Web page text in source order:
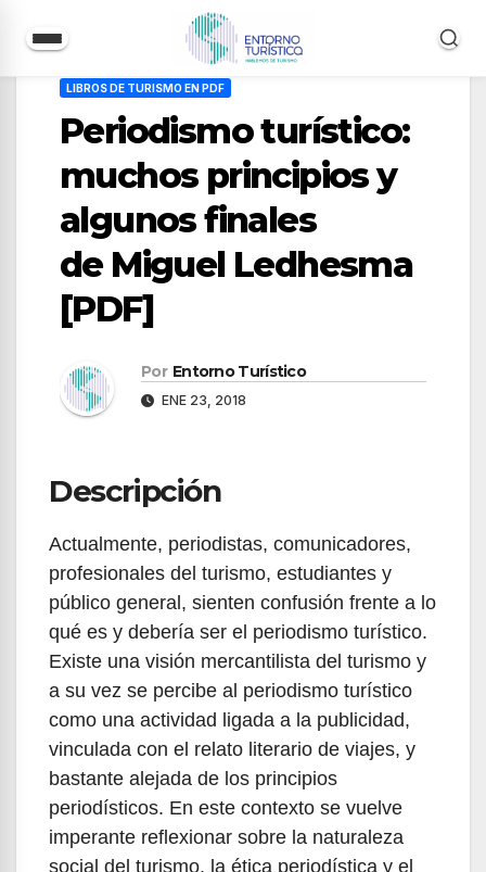
contenido
LIBROS DE TURISMO EN PDF
Periodismo turístico:
muchos principios y
algunos finales
de Miguel Ledhesma
[PDF]
Por Entorno Turístico
ENE 23, 2018
Descripción
Actualmente, periodistas, comunicadores,
profesionales del turismo, estudiantes y
público general, sienten confusión frente a lo
qué es y debería ser el periodismo turístico.
Existe una visión mercantilista del turismo y
a su vez se percibe al periodismo turístico
como una actividad ligada a la publicidad,
vinculada con el relato literario de viajes, y
bastante alejada de los principios
periodísticos. En este contexto se vuelve
imperante reflexionar sobre la naturaleza
social del turismo, la ética periodística y el